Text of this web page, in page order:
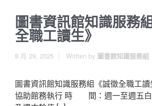
圖書資訊館知識服務
全職工讀生》
8 月 29, 2025 Written by 圖書館知識服務組
圖書資訊館知識服務組《誠徵全職工讀
協助館務執行 時 間：週一至週五白